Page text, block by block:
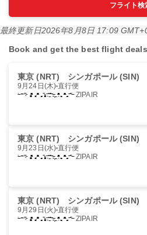
フライト検
最終更新日2026年8月8日 17:09
Book and get the best flight deals
東京 (NRT) シンガポール (SIN)
9月24日(木) 直行便
ZIPAIR
東京 (NRT) シンガポール (SIN)
9月23日(水) 直行便
ZIPAIR
東京 (NRT) シンガポール (SIN)
9月29日(火) 直行便
ZIPAIR